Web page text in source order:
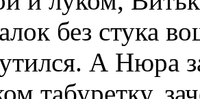
без стука
А Нюра
табуретку,